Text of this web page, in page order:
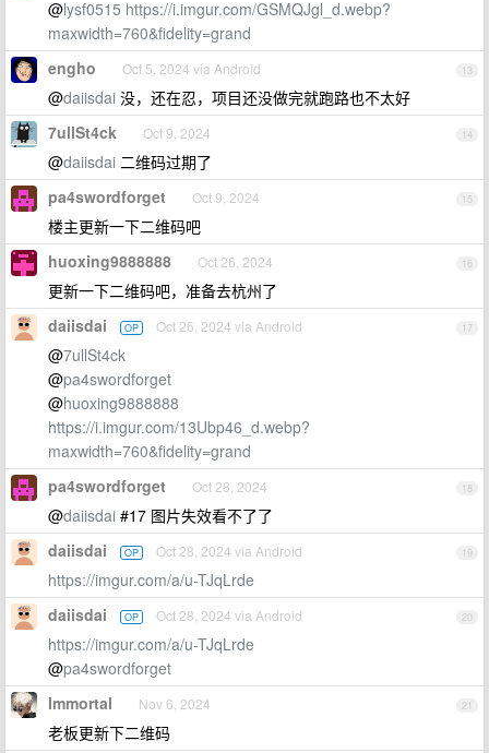
@lysf0515 https://i.imgur.com/GSMQJgl_d.webp?
maxwidth=760&fidelity=grand
13
engho Oct 5, 2024 via Android
@daiisdai 没，还在忍，项目还没做完就跑路也不太好
14
7ullSt4ck Oct 9, 2024
@daiisdai 二维码过期了
15
pa4swordforget Oct 9, 2024
楼主更新一下二维码吧
16
huoxing9888888 Oct 26, 2024
更新一下二维码吧，准备去杭州了
17
daiisdai OP Oct 26, 2024 via Android
@7ullSt4ck
@pa4swordforget
@huoxing9888888
https://i.imgur.com/13Ubp46_d.webp?
maxwidth=760&fidelity=grand
18
pa4swordforget Oct 28, 2024
@daiisdai #17 图片失效看不了了
19
daiisdai OP Oct 28, 2024 via Android
https://imgur.com/a/u-TJqLrde
20
daiisdai OP Oct 28, 2024 via Android
https://imgur.com/a/u-TJqLrde
@pa4swordforget
21
Immortal Nov 6, 2024
老板更新下二维码